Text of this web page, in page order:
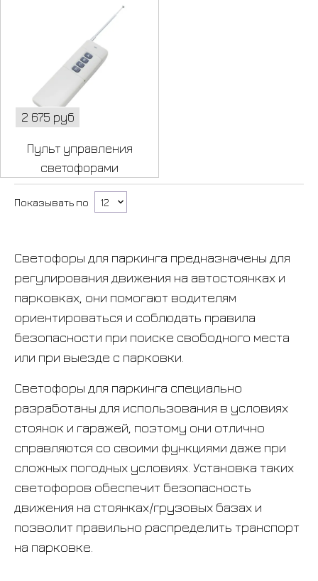
2 675 руб
Пульт управления
светофорами
Показывать по
Светофоры для паркинга предназначены для
регулирования движения на автостоянках и
парковках, они помогают водителям
ориентироваться и соблюдать правила
безопасности при поиске свободного места
или при выезде с парковки.
Светофоры для паркинга специально
разработаны для использования в условиях
стоянок и гаражей, поэтому они отлично
справляются со своими функциями даже при
сложных погодных условиях. Установка таких
светофоров обеспечит безопасность
движения на стоянках/грузовых базах и
позволит правильно распределить транспорт
на парковке.